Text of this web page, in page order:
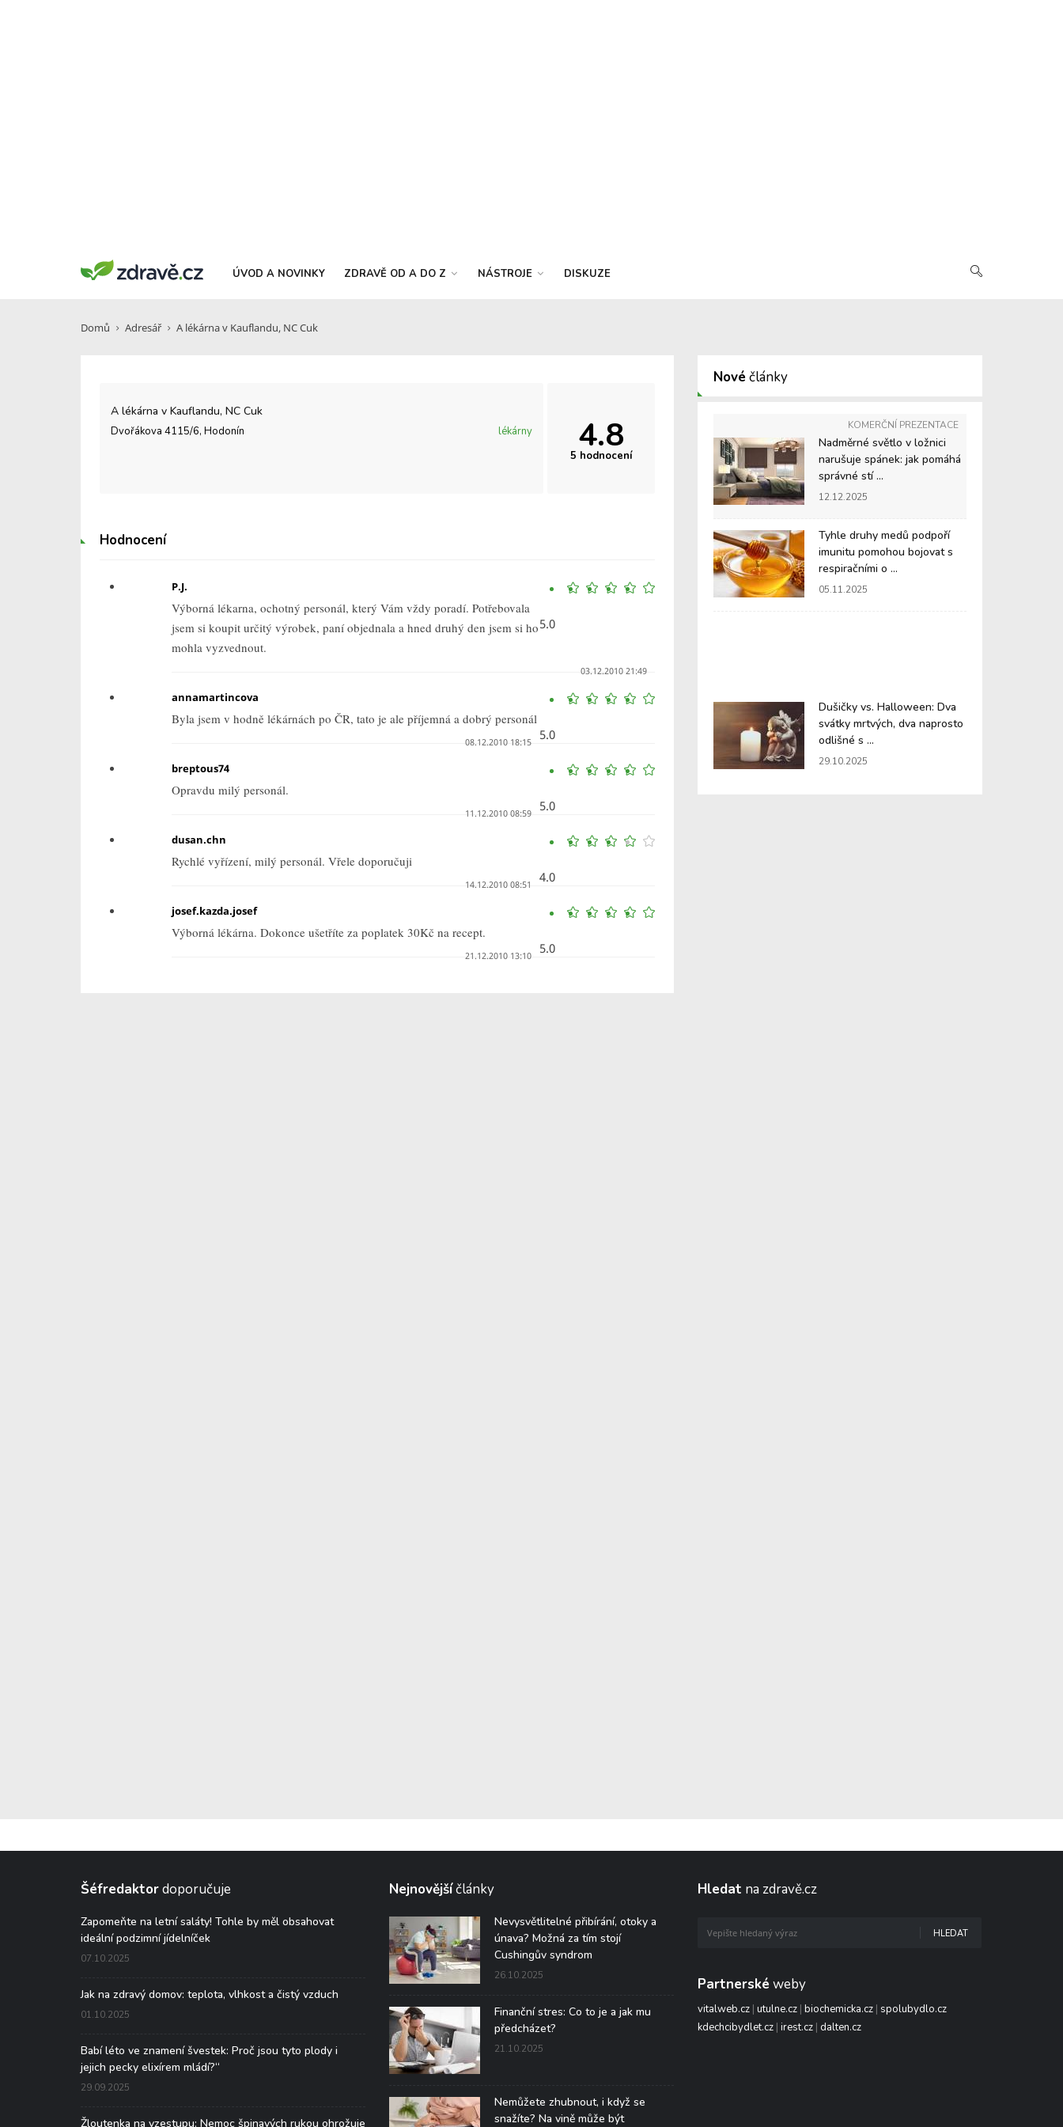
ÚVOD A NOVINKY ZDRAVĚ OD A DO Z NÁSTROJE DISKUZE
Domů Adresář A lékárna v Kauflandu, NC Cuk
A lékárna v Kauflandu, NC Cuk
Dvořákova 4115/6, Hodonín lékárny 4.8
5 hodnocení
Hodnocení
5.0
P.J.
Výborná lékarna, ochotný personál, který Vám vždy poradí. Potřebovala
jsem si koupit určitý výrobek, paní objednala a hned druhý den jsem si ho
mohla vyzvednout.
03.12.2010 21:49
5.0
annamartincova
Byla jsem v hodně lékárnách po ČR, tato je ale příjemná a dobrý personál
08.12.2010 18:15
5.0
breptous74
Opravdu milý personál.
11.12.2010 08:59
4.0
dusan.chn
Rychlé vyřízení, milý personál. Vřele doporučuji
14.12.2010 08:51
5.0
josef.kazda.josef
Výborná lékárna. Dokonce ušetříte za poplatek 30Kč na recept.
21.12.2010 13:10
Nové články
KOMERČNÍ PREZENTACE
Nadměrné světlo v ložnici
narušuje spánek: jak pomáhá
správné stí ...
12.12.2025
Tyhle druhy medů podpoří
imunitu pomohou bojovat s
respiračními o ...
05.11.2025
Dušičky vs. Halloween: Dva
svátky mrtvých, dva naprosto
odlišné s ...
29.10.2025
Šéfredaktordoporučuje
Zapomeňte na letní saláty! Tohle by měl obsahovat
ideální podzimní jídelníček
07.10.2025
Jak na zdravý domov: teplota, vlhkost a čistý vzduch
01.10.2025
Babí léto ve znamení švestek: Proč jsou tyto plody i
jejich pecky elixírem mládí?“
29.09.2025
Žloutenka na vzestupu: Nemoc špinavých rukou ohrožuje
Nejnovějšíčlánky
Nevysvětlitelné přibírání, otoky a
únava? Možná za tím stojí
Cushingův syndrom
26.10.2025
Finanční stres: Co to je a jak mu
předcházet?
21.10.2025
Nemůžete zhubnout, i když se
snažíte? Na vině může být
Hledat na zdravě.cz
HLEDAT
Partnerské weby
vitalweb.cz| utulne.cz| biochemicka.cz| spolubydlo.cz
kdechcibydlet.cz| irest.cz| dalten.cz